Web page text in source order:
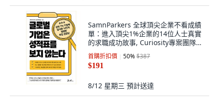
SamnParkers 全球頂尖企業不看成績
單：進入頂尖1%企業的14位人士真實
的求職成功故事, Curiosity專案團隊
著
首購折扣價 50%$387
$191
8/12 星期三 預計送達